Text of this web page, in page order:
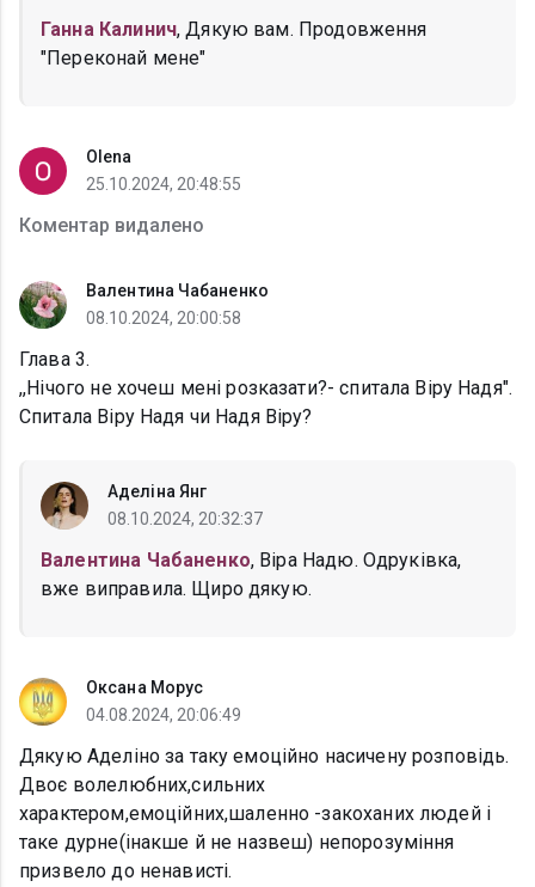
Ганна Калинич, Дякую вам. Продовження
"Переконай мене"
Olena
25.10.2024, 20:48:55
Коментар видалено
Валентина Чабаненко
08.10.2024, 20:00:58
Глава 3.
,,Нічого не хочеш мені розказати?- спитала Віру Надя".
Спитала Віру Надя чи Надя Віру?
Аделіна Янг
08.10.2024, 20:32:37
Валентина Чабаненко, Віра Надю. Одруківка,
вже виправила. Щиро дякую.
Оксана Морус
04.08.2024, 20:06:49
Дякую Аделіно за таку емоційно насичену розповідь.
Двоє волелюбних,сильних
характером,емоційних,шаленно -закоханих людей і
таке дурне(інакше й не назвеш) непорозуміння
призвело до ненависті.